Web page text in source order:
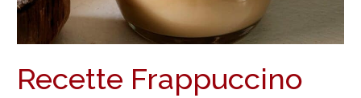
Recette Frappuccino